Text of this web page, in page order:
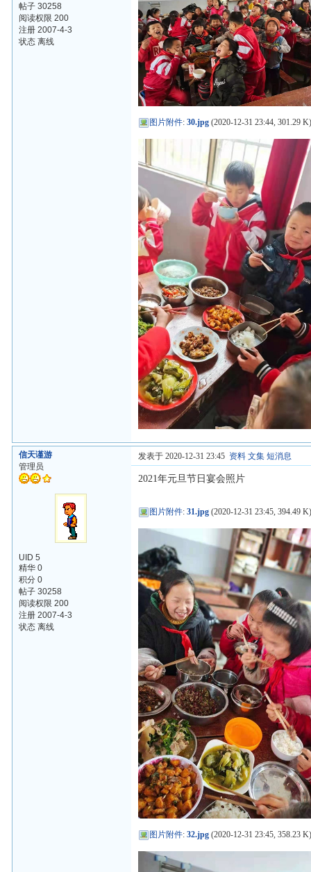
帖子 30258
阅读权限 200
注册 2007-4-3
状态 离线
图片附件:30.jpg (2020-12-31 23:44, 301.29
信天谨游
管理员
UID 5
精华 0
积分 0
帖子 30258
阅读权限 200
注册 2007-4-3
状态 离线
发表于 2020-12-31 23:45 资料 文集 短消息
2021年元旦节日宴会照片
图片附件:31.jpg (2020-12-31 23:45, 394.49
图片附件:32.jpg (2020-12-31 23:45, 358.23